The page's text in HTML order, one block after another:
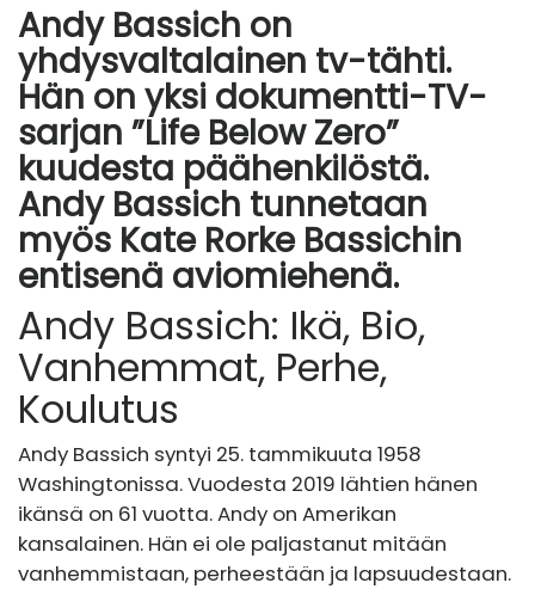
Andy Bassich on
yhdysvaltalainen tv-tähti.
Hän on yksi dokumentti-TV-
sarjan ”Life Below Zero”
kuudesta päähenkilöstä.
Andy Bassich tunnetaan
myös Kate Rorke Bassichin
entisenä aviomiehenä.
Andy Bassich: Ikä, Bio,
Vanhemmat, Perhe,
Koulutus
Andy Bassich syntyi 25. tammikuuta 1958
Washingtonissa. Vuodesta 2019 lähtien hänen
ikänsä on 61 vuotta. Andy on Amerikan
kansalainen. Hän ei ole paljastanut mitään
vanhemmistaan, perheestään ja lapsuudestaan.